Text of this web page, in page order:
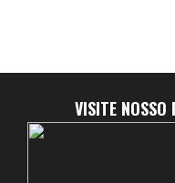
VISITE NOSSO